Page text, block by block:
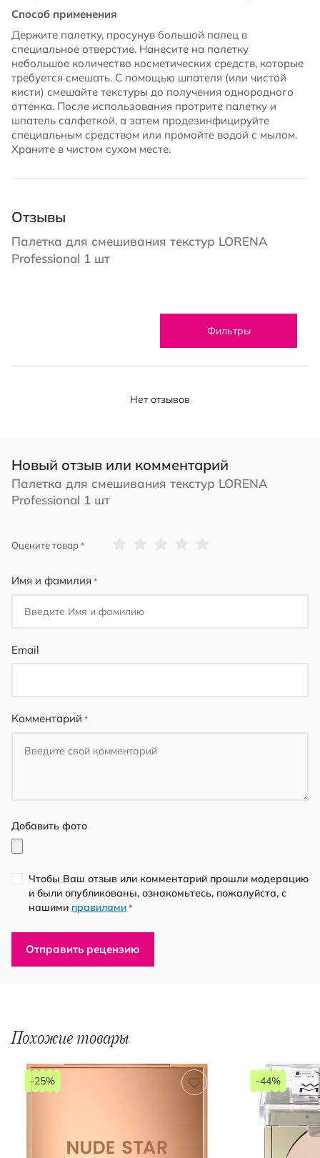
Способ применения
Держите палетку, просунув большой палец в
специальное отверстие. Нанесите на палетку
небольшое количество косметических средств, которые
требуется смешать. С помощью шпателя (или чистой
кисти) смешайте текстуры до получения однородного
оттенка. После использования протрите палетку и
шпатель салфеткой, а затем продезинфицируйте
специальным средством или промойте водой с мылом.
Храните в чистом сухом месте.
Отзывы
Палетка для смешивания текстур LORENA
Professional 1 шт
Фильтры
Нет отзывов
Новый отзыв или комментарий
Палетка для смешивания текстур LORENA
Professional 1 шт
Оцените товар
Имя и фамилия
Email
Комментарий
Добавить фото
Чтобы Ваш отзыв или комментарий прошли модерацию
и были опубликованы, ознакомьтесь, пожалуйста, с
нашими правилами *
Отправить рецензию
Похожие товары
-25% -44%